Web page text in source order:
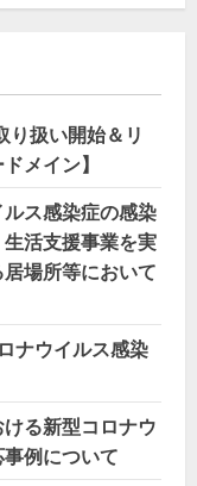
り扱い開始＆リ
メイン】
ルス感染症の感染
活支援事業を実
場所等において
ナウイルス感染
る新型コロナウ
例について